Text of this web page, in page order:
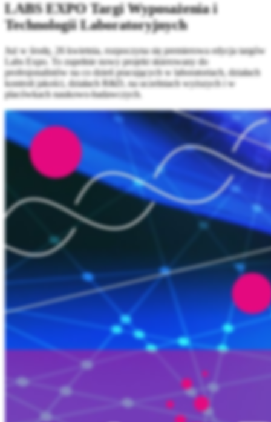
LABS EXPO Targi Wyposażenia i
Technologii Laboratoryjnych
Już w środę, 26 kwietnia, rozpoczyna się premierowa edycja targów
Labs Expo. To zupełnie nowy projekt skierowany do
profesjonalistów na co dzień pracujących w laboratoriach, działach
kontroli jakości, działach R&D, na uczelniach wyższych i w
placówkach naukowo-badawczych.